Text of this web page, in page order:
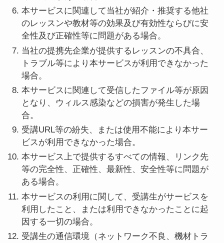
本サービスに関連して当社が紹介・推奨する他社
のレッスンや教材等の効果及び有効性ならびに安
全性及び正確性等に問題がある場合。
当社の提携先企業が提供するレッスンの不具合、
トラブル等により本サービスが利用できなかった
場合。
本サービスに関連して受信したファイル等が原因
となり、ウィルス感染などの損害が発生した場
合。
受講URL等の紛失、または使用不能により本サー
ビスが利用できなかった場合。
本サービス上で提供するすべての情報、リンク先
等の完全性、正確性、最新性、安全性等に問題が
ある場合。
本サービスの利用に関して、受講生がサービスを
利用したこと、または利用できなかったことに起
因する一切の場合。
​​受講生の通信環境（ネットワーク不良、機材トラ